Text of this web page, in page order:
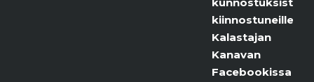
kiinnostuneille.
Kalastajan
Kanavan
Facebookissa